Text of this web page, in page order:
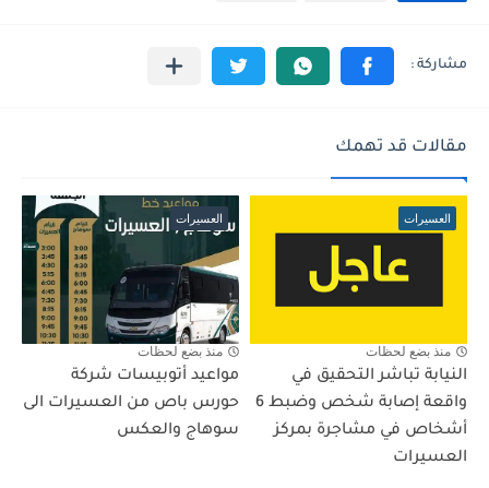
مقالات قد تهمك
العسيرات
منذ بضع لحظات
النيابة تباشر التحقيق في
واقعة إصابة شخص وضبط 6
أشخاص في مشاجرة بمركز
العسيرات
العسيرات
منذ بضع لحظات
مواعيد أتوبيسات شركة
حورس باص من العسيرات الى
سوهاج والعكس